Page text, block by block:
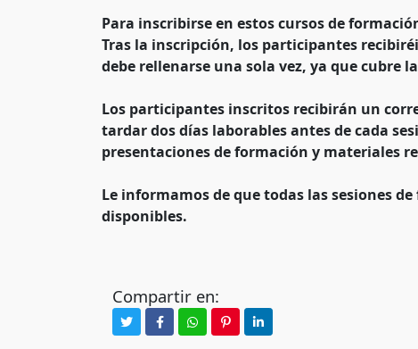
Para inscribirse en estos cursos de
Tras la inscripción, los participantes
debe rellenarse una sola vez, ya que cubre
Los participantes inscritos recibirán un
tardar dos días laborables antes de cada
presentaciones de formación y materiales
Le informamos de que todas las sesiones
disponibles.
Compartir en: